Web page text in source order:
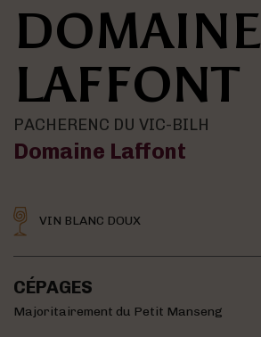
DOMAINE
LAFFONT
PACHERENC DU VIC-BILH
Domaine Laffont
VIN BLANC DOUX
CÉPAGES
Majoritairement du Petit Manseng